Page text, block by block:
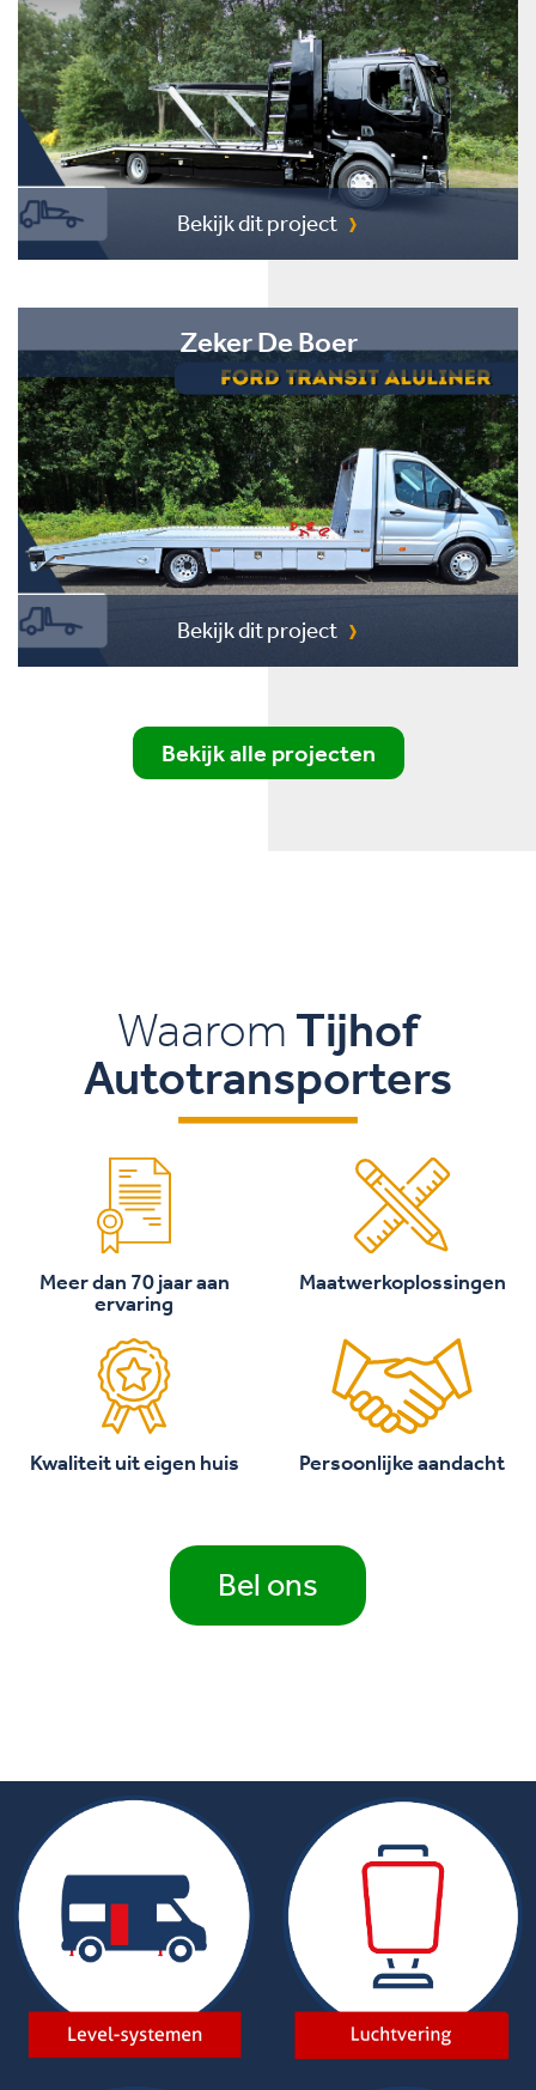
Bekijk dit project
Zeker De Boer
Bekijk dit project
Bekijk alle projecten
Waarom Tijhof
Autotransporters
Meer dan 70 jaar aan
ervaring
Maatwerkoplossingen
Kwaliteit uit eigen huis Persoonlijke aandacht
Bel ons